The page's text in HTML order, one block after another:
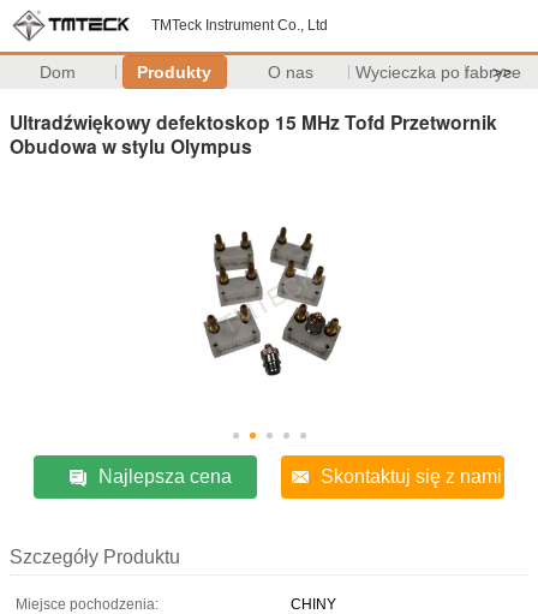
TMTeck Instrument Co., Ltd
Dom Produkty O nas Wycieczka po fabryce
>>
Ultradźwiękowy defektoskop 15 MHz Tofd Przetwornik
Obudowa w stylu Olympus
Najlepsza cena Skontaktuj się z nami
Szczegóły Produktu
Miejsce pochodzenia:
CHINY